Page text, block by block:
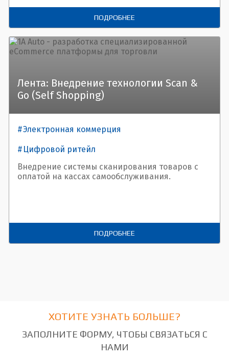
ПОДРОБНЕЕ
Лента: Внедрение технологии Scan &
Go (Self Shopping)
Электронная коммерция
Цифровой ритейл
Внедрение системы сканирования товаров с
оплатой на кассах самообслуживания.
ПОДРОБНЕЕ
ХОТИТЕ УЗНАТЬ БОЛЬШЕ?
ЗАПОЛНИТЕ ФОРМУ, ЧТОБЫ СВЯЗАТЬСЯ С
НАМИ